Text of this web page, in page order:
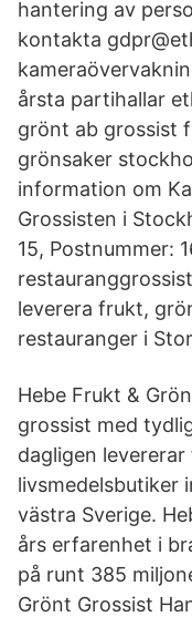
hantering av
kontakta
årsta partihallar
grönt ab grossist
grönsaker
information om
Grossisten i
15, Postnummer:
leverera frukt,
restauranger i
Hebe Frukt &
grossist med
dagligen
livsmedelsbutiker
västra Sverige.
års erfarenhet i
på runt 385
Grönt Grossist